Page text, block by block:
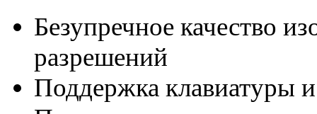
Безупречное качество
разрешений
Поддержка клавиатуры